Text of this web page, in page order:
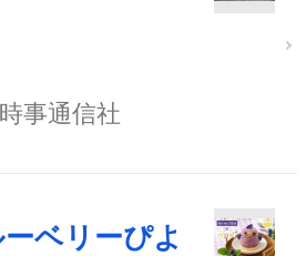
時事通信社
ベリーぴよ